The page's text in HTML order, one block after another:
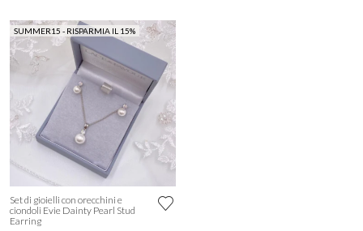
SUMMER15 - RISPARMIA IL 15%
Set di gioielli con orecchini e
ciondoli Evie Dainty Pearl Stud
Earring